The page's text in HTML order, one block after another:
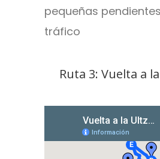
pequeñas
tráfico
Ruta 3: Vuelta a